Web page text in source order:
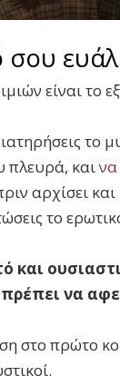
σου
είναι το
το
πλευρά, καινα
αρχίσει
το
και
να
στο πρώτο